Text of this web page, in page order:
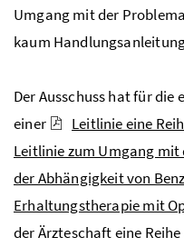
Umgang mit der
kaum
Der Ausschuss hat für die
einer
Leitlinie eine
Leitlinie zum Umgang mit
der Abhängigkeit von
Erhaltungstherapie mit
der Ärzteschaft eine